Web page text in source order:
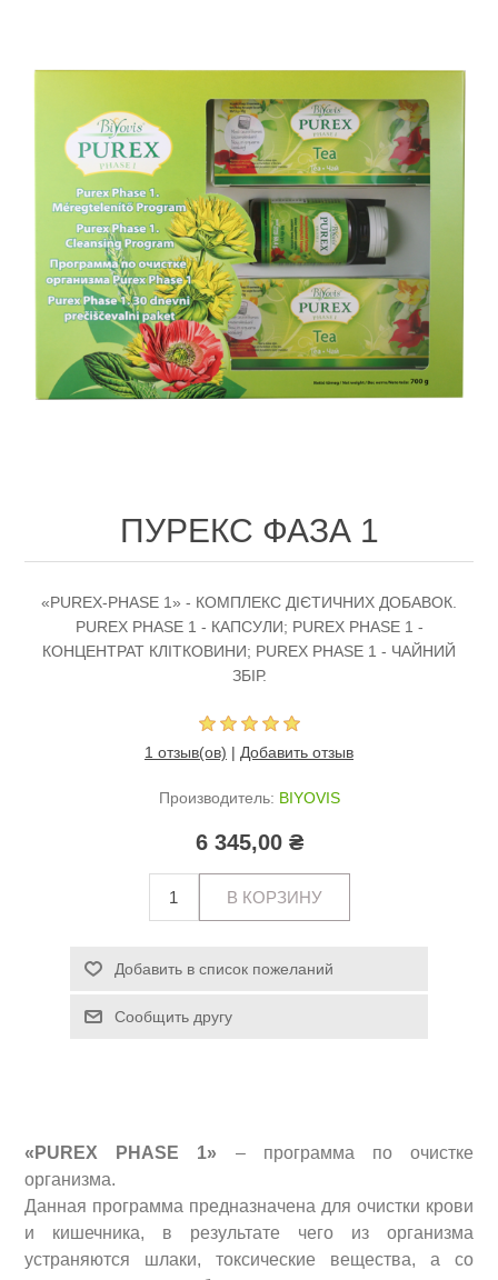
ПУРЕКС ФАЗА 1
«РUREX-PHASE 1» - КОМПЛЕКС ДІЄТИЧНИХ ДОБАВОК.
РUREХ РHАSЕ 1 - КАПСУЛИ; РUREХ РHАSЕ 1 -
КОНЦЕНТРАТ КЛІТКОВИНИ; РUREХ РHАSЕ 1 - ЧАЙНИЙ
ЗБІР.
1 отзыв(ов) | Добавить отзыв
Производитель: BIYOVIS
6 345,00 ₴
«PUREX PHASE 1» – программа по очистке
организма.
Данная программа предназначена для очистки крови
и кишечника, в результате чего из организма
устраняются шлаки, токсические вещества, а со